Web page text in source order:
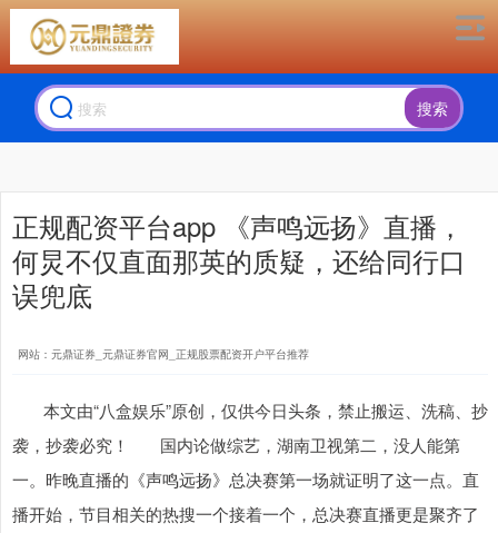
搜索
正规配资平台app 《声鸣远扬》直播，
何炅不仅直面那英的质疑，还给同行口
误兜底
网站：元鼎证券_元鼎证券官网_正规股票配资开户平台推荐
本文由“八盒娱乐”原创，仅供今日头条，禁止搬运、洗稿、抄
袭，抄袭必究！ 国内论做综艺，湖南卫视第二，没人能第
一。昨晚直播的《声鸣远扬》总决赛第一场就证明了这一点。直
播开始，节目相关的热搜一个接着一个，总决赛直播更是聚齐了